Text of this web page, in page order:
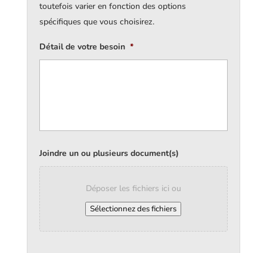
toutefois varier en fonction des options
spécifiques que vous choisirez.
Détail de votre besoin *
Joindre un ou plusieurs document(s)
Déposer les fichiers ici ou
Sélectionnez des fichiers